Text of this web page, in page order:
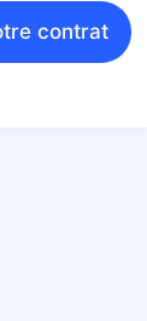
contrat